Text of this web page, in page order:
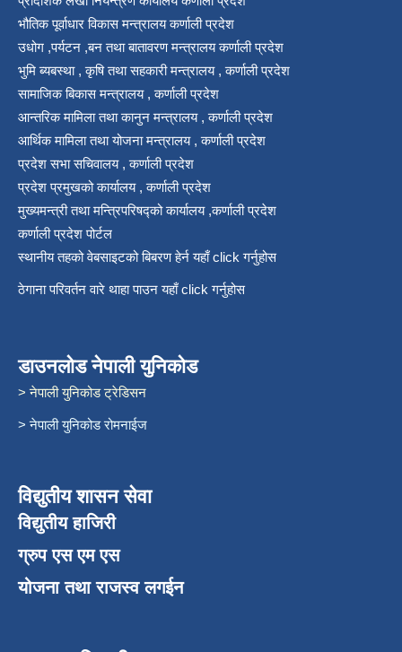
भौतिक पूर्वाधार विकास मन्त्रालय कर्णाली प्रदेश
उधोग ,पर्यटन ,बन तथा बातावरण मन्त्रालय कर्णाली प्रदेश
भुमि ब्यबस्था , कृषि तथा सहकारी मन्त्रालय , कर्णाली प्रदेश
सामाजिक बिकास मन्त्रालय , कर्णाली प्रदेश
आन्तरिक मामिला तथा कानुन मन्त्रालय , कर्णाली प्रदेश
आर्थिक मामिला तथा योजना मन्त्रालय , कर्णाली प्रदेश
प्रदेश सभा सचिवालय , कर्णाली प्रदेश
प्रदेश प्रमुखको कार्यालय , कर्णाली प्रदेश
मुख्यमन्त्री तथा मन्त्रिपरिषद्को कार्यालय ,कर्णाली प्रदेश
कर्णाली प्रदेश पोर्टल
स्थानीय तहको वेबसाइटको बिबरण हेर्न यहाँ click गर्नुहोस
ठेगाना परिवर्तन वारे थाहा पाउन यहाँ click गर्नुहोस
डाउनलोड नेपाली युनिकोड
> नेपाली युनिकोड ट्रेडिसन
> नेपाली युनिकोड रोमनाईज
विद्युतीय शासन सेवा
विद्युतीय हाजिरी
ग्रुप एस एम एस
योजना तथा राजस्व लगईन